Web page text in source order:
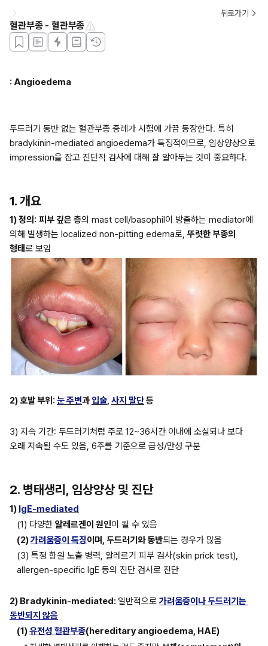
뒤로가기
혈관부종 - 혈관부종
: Angioedema
두드러기 동반 없는 혈관부종 증례가 시험에 가끔 등장한다. 특히
bradykinin-mediated angioedema가 특징적이므로, 임상양상으로
impression을 잡고 진단적 검사에 대해 잘 알아두는 것이 중요하다.
1. 개요
1) 정의: 피부 깊은 층의 mast cell/basophil이 방출하는 mediator에
의해 발생하는 localized non-pitting edema로, 뚜렷한 부종의
형태로 보임
2) 호발 부위: 눈 주변과 입술, 사지 말단 등
3) 지속 기간: 두드러기처럼 주로 12~36시간 이내에 소실되나 보다
오래 지속될 수도 있음, 6주를 기준으로 급성/만성 구분
2. 병태생리, 임상양상 및 진단
1) IgE-mediated
(1) 다양한 알레르겐이 원인이 될 수 있음
(2) 가려움증이 특징이며, 두드러기와 동반되는 경우가 많음
(3) 특정 항원 노출 병력, 알레르기 피부 검사(skin prick test),
allergen-specific IgE 등의 진단 검사로 진단
2) Bradykinin-mediated: 일반적으로 가려움증이나 두드러기는
동반되지 않음
(1) 유전성 혈관부종(hereditary angioedema, HAE)